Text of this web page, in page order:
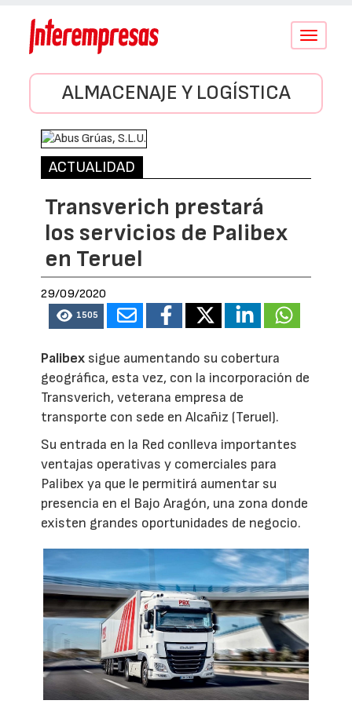
Conmutar
ALMACENAJE Y LOGÍSTICA
ACTUALIDAD
Transverich prestará
los servicios de Palibex
en Teruel
29/09/2020
1505
Palibex sigue aumentando su cobertura
geográfica, esta vez, con la incorporación de
Transverich, veterana empresa de
transporte con sede en Alcañiz (Teruel).
Su entrada en la Red conlleva importantes
ventajas operativas y comerciales para
Palibex ya que le permitirá aumentar su
presencia en el Bajo Aragón, una zona donde
existen grandes oportunidades de negocio.